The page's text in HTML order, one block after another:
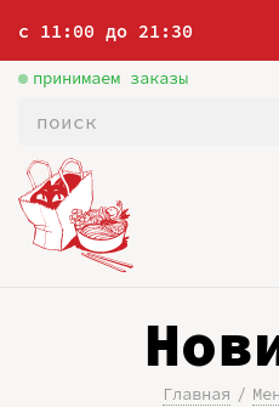
с 11:00 до 21:30
принимаем заказы
Главная